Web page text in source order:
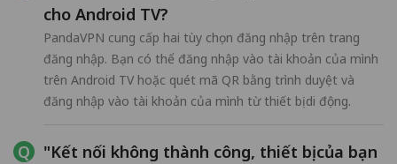
cho Android TV?
PandaVPN cung cấp hai tùy chọn đăng nhập trên trang
đăng nhập. Bạn có thể đăng nhập vào tài khoản của mình
trên Android TV hoặc quét mã QR bằng trình duyệt và
đăng nhập vào tài khoản của mình từ thiết bị di động.
"Kết nối không thành công, thiết bị của bạn